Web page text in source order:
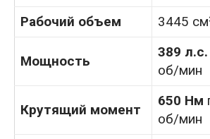
Рабочий объем
3445
Мощность
389 л.с.
об/мин
Крутящий момент
650 Нм
об/мин